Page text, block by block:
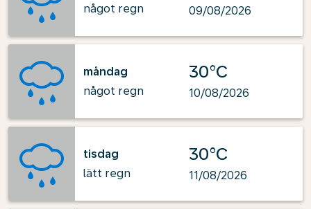
något regn
09/08/2026
måndag
något regn
30°C
10/08/2026
tisdag
lätt regn
30°C
11/08/2026